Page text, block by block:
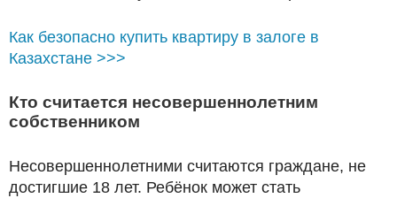
Как безопасно купить квартиру в залоге в
Казахстане >>>
Кто считается несовершеннолетним
собственником
Несовершеннолетними считаются граждане, не
достигшие 18 лет. Ребёнок может стать